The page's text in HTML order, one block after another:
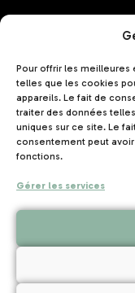
Pour offrir les meilleures
telles que les cookies
appareils. Le fait de
traiter des données
uniques sur ce site. Le
consentement peut
fonctions.
Gérer les services
Mentions légales